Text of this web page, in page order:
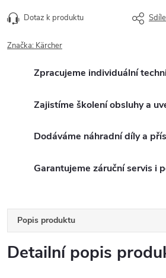
Dotaz k produktu
Značka: Kärcher
Zpracujeme individuální
Zajistíme školení obsluhy a
Dodáváme náhradní díly a
Garantujeme záruční servis i
Popis produktu
Detailní popis